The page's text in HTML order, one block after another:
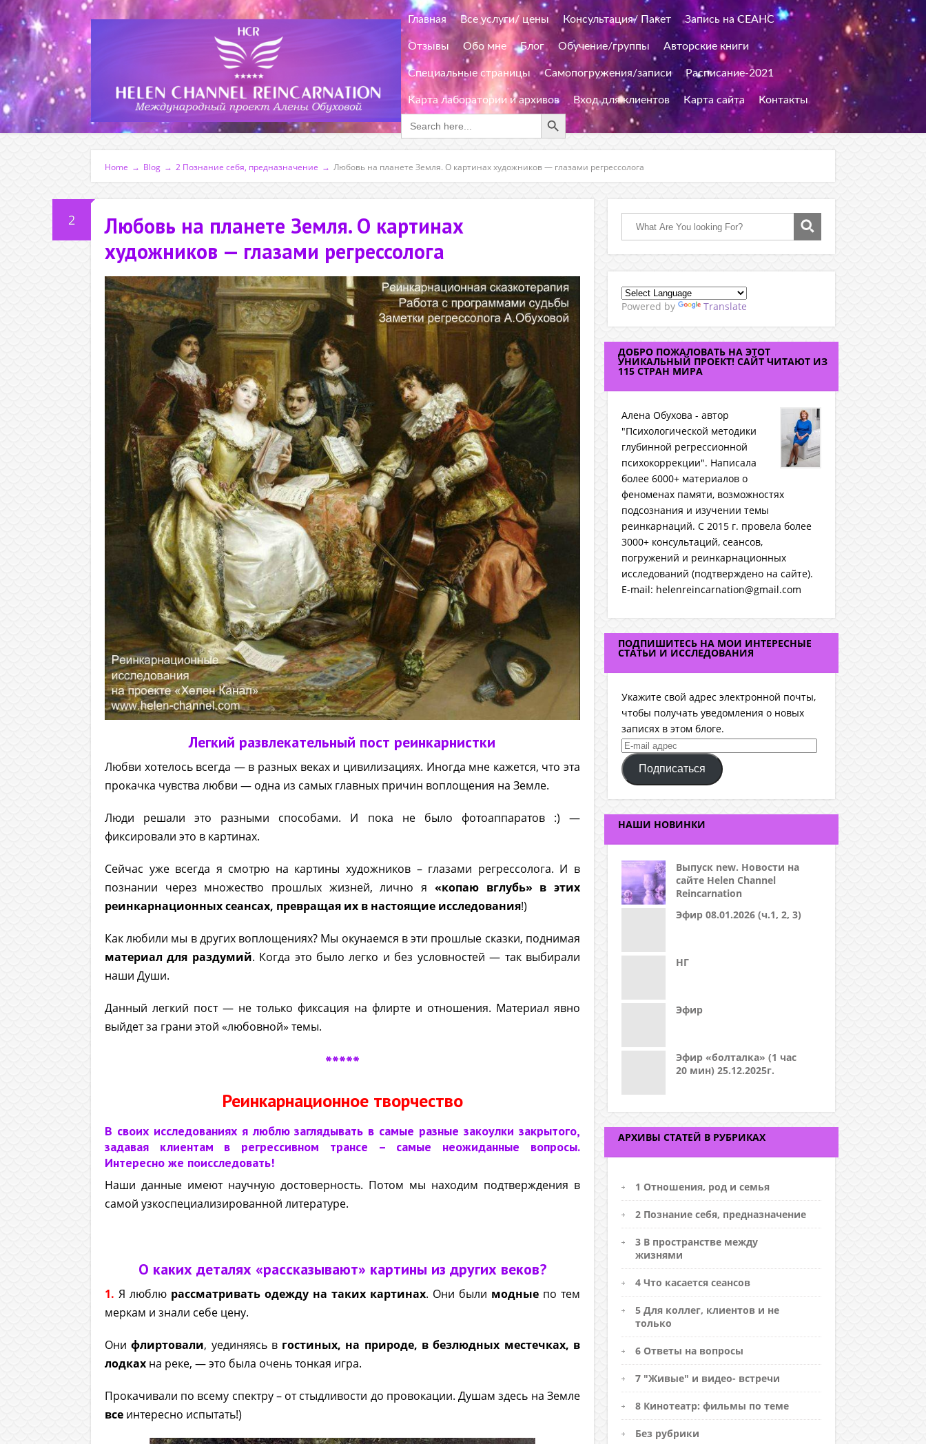
Главная Все услуги/ цены Консультация/ Пакет Запись на СЕАНС
Отзывы Обо мне Блог Обучение/группы Авторские книги
Специальные страницы Самопогружения/записи Расписание-2021
Карта лаборатории и архивов Вход для клиентов Карта сайта
Контакты
for:
Search Button
Home → Blog → 2 Познание себя, предназначение → Любовь на планете Земля. О картинах художников — глазами регрессолога
2
Любовь на планете Земля. О картинах
художников — глазами регрессолога
Легкий развлекательный пост реинкарнистки
Любви хотелось всегда — в разных веках и цивилизациях. Иногда мне кажется, что эта
прокачка чувства любви — одна из самых главных причин воплощения на Земле.
Люди решали это разными способами. И пока не было фотоаппаратов :) —
фиксировали это в картинах.
Сейчас уже всегда я смотрю на картины художников – глазами регрессолога. И в
познании через множество прошлых жизней, лично я «копаю вглубь» в этих
реинкарнационных сеансах, превращая их в настоящие исследования!)
Как любили мы в других воплощениях? Мы окунаемся в эти прошлые сказки, поднимая
материал для раздумий. Когда это было легко и без условностей — так выбирали
наши Души.
Данный легкий пост — не только фиксация на флирте и отношения. Материал явно
выйдет за грани этой «любовной» темы.
*****
Реинкарнационное творчество
В своих исследованиях я люблю заглядывать в самые разные закоулки закрытого,
задавая клиентам в регрессивном трансе – самые неожиданные вопросы.
Интересно же поисследовать!
Наши данные имеют научную достоверность. Потом мы находим подтверждения в
самой узкоспециализированной литературе.
О каких деталях «рассказывают» картины из других веков?
1. Я люблю рассматривать одежду на таких картинах. Они были модные по тем
меркам и знали себе цену.
Онифлиртовали, уединяясь в гостиных, на природе, в безлюдных местечках, в
лодках на реке, — это была очень тонкая игра.
Прокачивали по всему спектру – от стыдливости до провокации. Душам здесь на Земле
все интересно испытать!)
Powered by Translate
ДОБРО ПОЖАЛОВАТЬ НА ЭТОТ
УНИКАЛЬНЫЙ ПРОЕКТ! САЙТ ЧИТАЮТ ИЗ
115 СТРАН МИРА
Алена Обухова - автор
"Психологической методики
глубинной регрессионной
психокоррекции". Написала
более 6000+ материалов о
феноменах памяти, возможностях
подсознания и изучении темы
реинкарнаций. C 2015 г. провела более
3000+ консультаций, сеансов,
погружений и реинкарнационных
исследований (подтверждено на сайте).
E-mail: helenreincarnation@gmail.com
ПОДПИШИТЕСЬ НА МОИ ИНТЕРЕСНЫЕ
СТАТЬИ И ИССЛЕДОВАНИЯ
Укажите свой адрес электронной почты,
чтобы получать уведомления о новых
записях в этом блоге.
E-
mail
адрес
Подписаться
НАШИ НОВИНКИ
Выпуск new. Новости на
сайте Helen Channel
Reincarnation
Эфир 08.01.2026 (ч.1, 2, 3)
НГ
Эфир
Эфир «болталка» (1 час
20 мин) 25.12.2025г.
АРХИВЫ СТАТЕЙ В РУБРИКАХ
1 Отношения, род и семья
2 Познание себя, предназначение
3 В пространстве между
жизнями
4 Что касается сеансов
5 Для коллег, клиентов и не
только
6 Ответы на вопросы
7 "Живые" и видео- встречи
8 Кинотеатр: фильмы по теме
Без рубрики